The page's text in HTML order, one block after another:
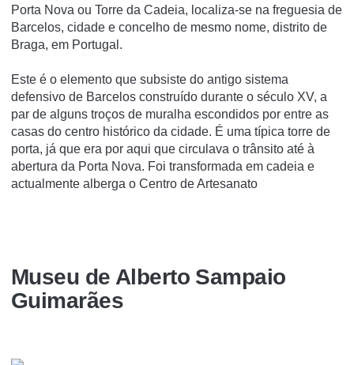
Porta Nova ou Torre da Cadeia, localiza-se na freguesia de
Barcelos, cidade e concelho de mesmo nome, distrito de
Braga, em Portugal.
Este é o elemento que subsiste do antigo sistema
defensivo de Barcelos construído durante o século XV, a
par de alguns troços de muralha escondidos por entre as
casas do centro histórico da cidade. É uma típica torre de
porta, já que era por aqui que circulava o trânsito até à
abertura da Porta Nova. Foi transformada em cadeia e
actualmente alberga o Centro de Artesanato
Museu de Alberto Sampaio
Guimarães